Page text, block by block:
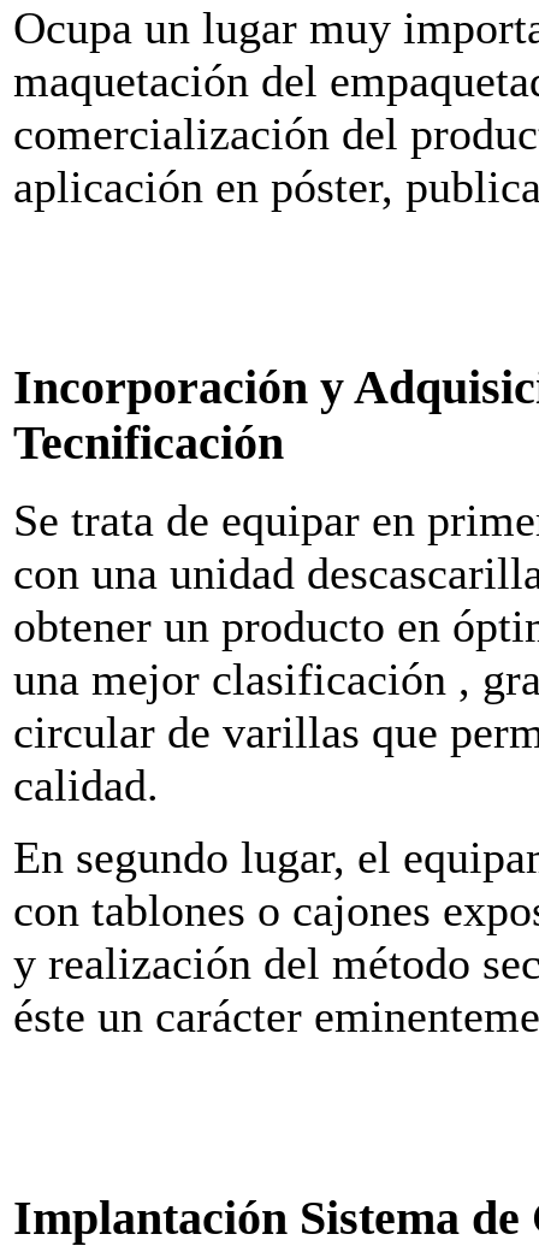
Ocupa un lugar muy
maquetación del
comercialización del
aplicación en póster,
Incorporación y
Tecnificación
Se trata de equipar en
con una unidad
obtener un producto en
una mejor clasificación ,
circular de varillas que
calidad.
En segundo lugar, el
con tablones o cajones
y realización del método
éste un carácter
Implantación Sistema